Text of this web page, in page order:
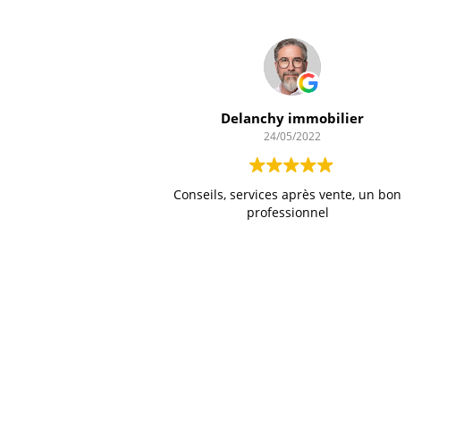
Delanchy immobilier
24/05/2022
Conseils, services après vente, un bon
professionnel